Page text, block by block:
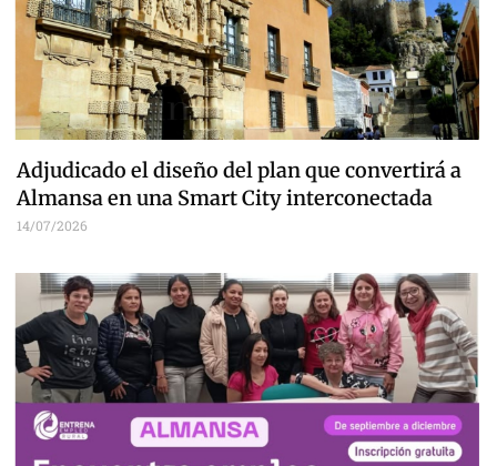
Adjudicado el diseño del plan que convertirá a
Almansa en una Smart City interconectada
14/07/2026